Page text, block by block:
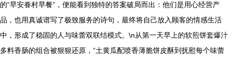
的“早安眷村早餐”，便能看到独特的答案破局而出：他们是用心经营产
品，也用真诚谱写了极致服务的诗句，最终将自己放入顾客的情感生活
中，形成了稳固的人与味蕾双联结模式。\n从第一天早上的软煎饼套爆汁
多料香肠的组合被狠狠还原，“土黄瓜配喷香薄脆饼皮酥到抚慰每个味蕾